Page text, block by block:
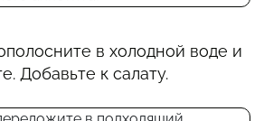
в холодной воде и
Добавьте к салату.